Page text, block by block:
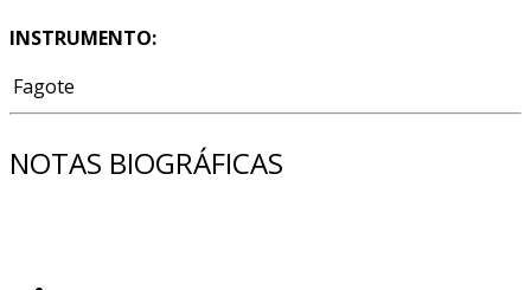
INSTRUMENTO:
Fagote
NOTAS BIOGRÁFICAS